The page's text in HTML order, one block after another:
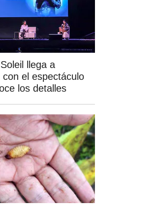
llega a
el espectáculo
los detalles